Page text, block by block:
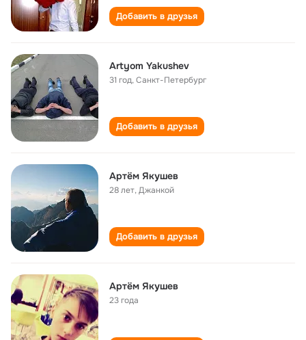
Добавить в друзья
Artyom Yakushev
31 год,Санкт-Петербург
Добавить в друзья
Артём Якушев
28 лет,Джанкой
Добавить в друзья
Артём Якушев
23 года